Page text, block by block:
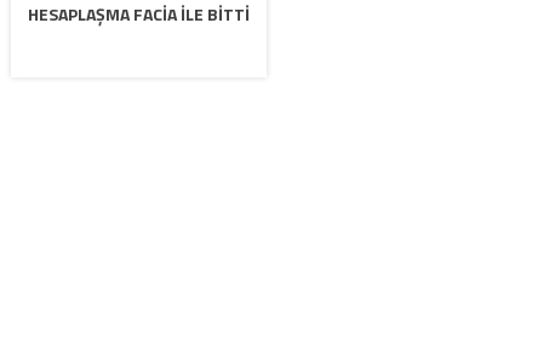
HESAPLAŞMA FACIA ILE BITTI